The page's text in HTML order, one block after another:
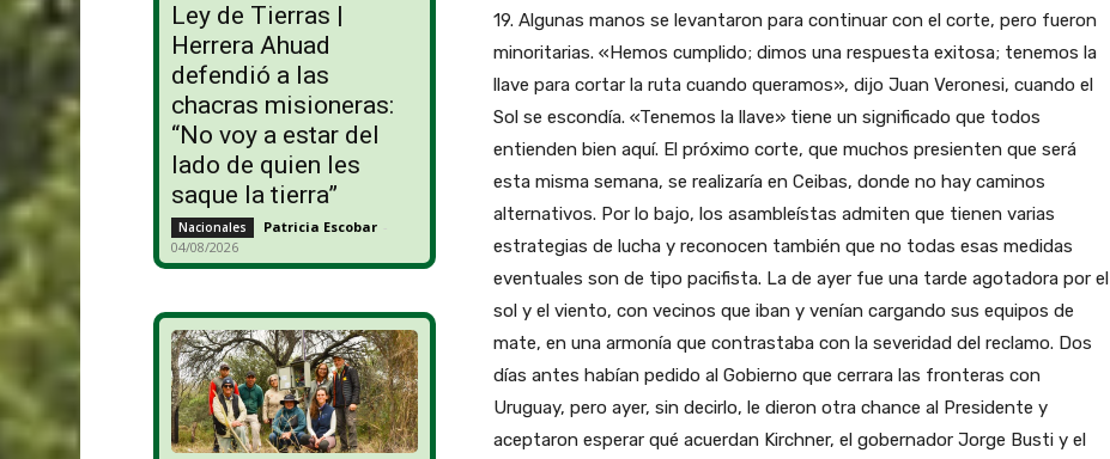
Ley de Tierras |
Herrera Ahuad
defendió a las
chacras misioneras:
“No voy a estar del
lado de quien les
saque la tierra”
Nacionales Patricia Escobar -
04/08/2026
19. Algunas manos se levantaron para continuar con el corte, pero fueron
minoritarias. «Hemos cumplido; dimos una respuesta exitosa; tenemos la
llave para cortar la ruta cuando queramos», dijo Juan Veronesi, cuando el
Sol se escondía. «Tenemos la llave» tiene un significado que todos
entienden bien aquí. El próximo corte, que muchos presienten que será
esta misma semana, se realizaría en Ceibas, donde no hay caminos
alternativos. Por lo bajo, los asambleístas admiten que tienen varias
estrategias de lucha y reconocen también que no todas esas medidas
eventuales son de tipo pacifista. La de ayer fue una tarde agotadora por el
sol y el viento, con vecinos que iban y venían cargando sus equipos de
mate, en una armonía que contrastaba con la severidad del reclamo. Dos
días antes habían pedido al Gobierno que cerrara las fronteras con
Uruguay, pero ayer, sin decirlo, le dieron otra chance al Presidente y
aceptaron esperar qué acuerdan Kirchner, el gobernador Jorge Busti y el